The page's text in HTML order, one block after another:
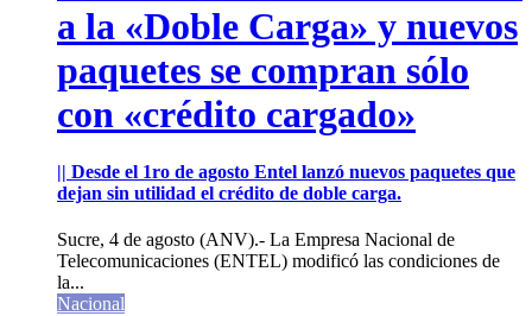
a la «Doble Carga» y nuevos
paquetes se compran sólo
con «crédito cargado»
|| Desde el 1ro de agosto Entel lanzó nuevos paquetes que
dejan sin utilidad el crédito de doble carga.
Sucre, 4 de agosto (ANV).- La Empresa Nacional de
Telecomunicaciones (ENTEL) modificó las condiciones de
la...
Nacional